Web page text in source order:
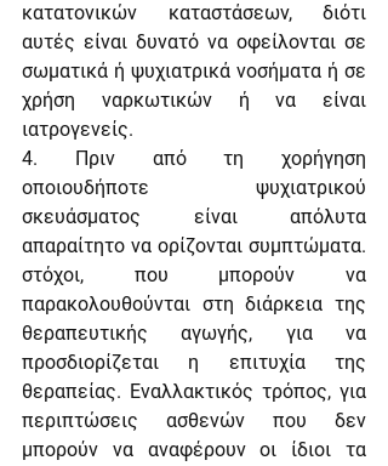
κατατονικών καταστάσεων, διότι
αυτές είναι δυνατό να οφείλονται σε
σωματικά ή ψυχιατρικά νοσήματα ή σε
χρήση ναρκωτικών ή να είναι
ιατρογενείς.
4. Πριν από τη χορήγηση
οποιουδήποτε ψυχιατρικού
σκευάσματος είναι απόλυτα
απαραίτητο να ορίζονται συμπτώματα.
στόχοι, που μπορούν να
παρακολουθούνται στη διάρκεια της
θεραπευτικής αγωγής, για να
προσδιορίζεται η επιτυχία της
θεραπείας. Εναλλακτικός τρόπος, για
περιπτώσεις ασθενών που δεν
μπορούν να αναφέρουν οι ίδιοι τα